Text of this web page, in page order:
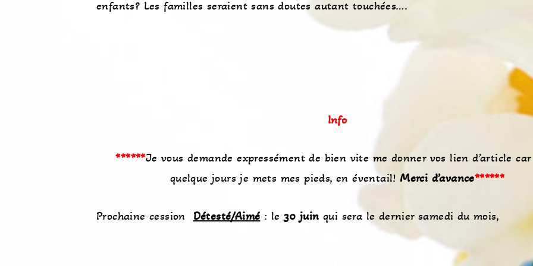
enfants? Les familles seraient sans doutes autant touchées….
Info
******Je vous demande expressément de bien vite me donner vos lien d’article
quelque jours je mets mes pieds, en éventail!Merci d’avance******
Prochaine cession Détesté/Aimé : le30 juin qui sera le dernier samedi du mois,